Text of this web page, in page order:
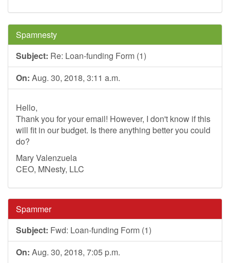
Spamnesty
Subject: Re: Loan-funding Form (1)
On: Aug. 30, 2018, 3:11 a.m.
Hello,
Thank you for your email! However, I don't know if this
will fit in our budget. Is there anything better you could
do?
Mary Valenzuela
CEO, MNesty, LLC
Spammer
Subject: Fwd: Loan-funding Form (1)
On: Aug. 30, 2018, 7:05 p.m.